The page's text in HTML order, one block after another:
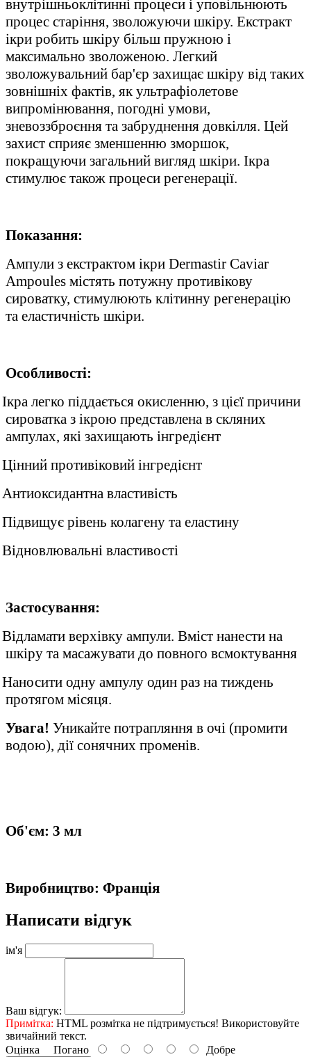
внутрішньоклітинні процеси і уповільнюють
процес старіння, зволожуючи шкіру. Екстракт
ікри робить шкіру більш пружною і
максимально зволоженою. Легкий
зволожувальний бар'єр захищає шкіру від таких
зовнішніх фактів, як ультрафіолетове
випромінювання, погодні умови,
зневоззброєння та забруднення довкілля. Цей
захист сприяє зменшенню зморшок,
покращуючи загальний вигляд шкіри. Ікра
стимулює також процеси регенерації.
Показання:
Ампули з екстрактом ікри Dermastir Caviar
Ampoules містять потужну противікову
сироватку, стимулюють клітинну регенерацію
та еластичність шкіри.
Особливості:
Ікра легко піддається окисленню, з цієї причини
сироватка з ікрою представлена в скляних
ампулах, які захищають інгредієнт
Цінний противіковий інгредієнт
Антиоксидантна властивість
Підвищує рівень колагену та еластину
Відновлювальні властивості
Застосування:
Відламати верхівку ампули. Вміст нанести на
шкіру та масажувати до повного всмоктування
Наносити одну ампулу один раз на тиждень
протягом місяця.
Увага! Уникайте потрапляння в очі (промити
водою), дії сонячних променів.
Об'єм: 3 мл
Виробництво: Франція
Написати відгук
ім'я
Ваш відгук:
Примітка: HTML розмітка не підтримується! Використовуйте
звичайний текст.
Оцінка Погано Добре